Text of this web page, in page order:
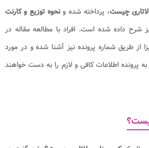
چیست، پرداخته شده ونحوه توزیع و کارنت
شرح داده شده است. افراد با مطالعه مقاله در
از طریق شماره پرونده نیز آشنا شده و در مورد
پرونده اطلاعات کافی و لازم را به دست خواهند